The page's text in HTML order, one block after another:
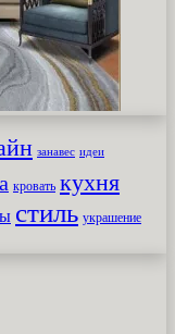
занавес идеи
кровать кухня
стиль украшение